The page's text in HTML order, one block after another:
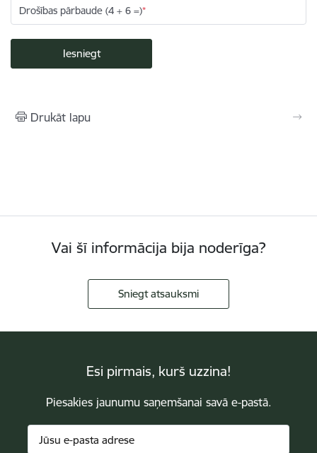
Drošības pārbaude (4 + 6 =)
Drukāt lapu
Vai šī informācija bija noderīga?
Sniegt atsauksmi
Esi pirmais, kurš uzzina!
Piesakies jaunumu saņemšanai savā e-pastā.